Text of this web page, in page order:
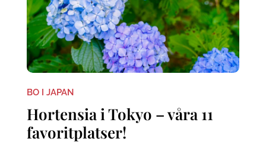
BO I JAPAN
Hortensia i Tokyo – våra 11
favoritplatser!